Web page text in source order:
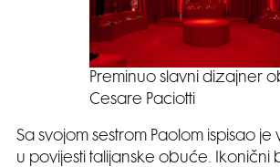
Preminuo slavni dizajner
Cesare Paciotti
Sa svojom sestrom Paolom ispisao
u povijesti talijanske obuće. Ikonični